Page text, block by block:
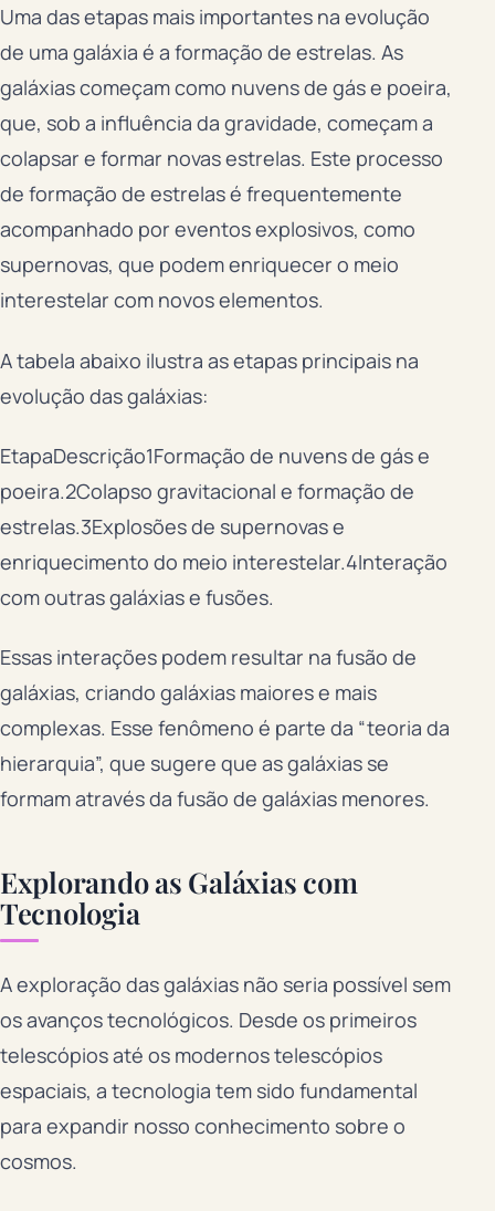
Uma das etapas mais importantes na evolução
de uma galáxia é a formação de estrelas. As
galáxias começam como nuvens de gás e poeira,
que, sob a influência da gravidade, começam a
colapsar e formar novas estrelas. Este processo
de formação de estrelas é frequentemente
acompanhado por eventos explosivos, como
supernovas, que podem enriquecer o meio
interestelar com novos elementos.
A tabela abaixo ilustra as etapas principais na
evolução das galáxias:
EtapaDescrição1Formação de nuvens de gás e
poeira.2Colapso gravitacional e formação de
estrelas.3Explosões de supernovas e
enriquecimento do meio interestelar.4Interação
com outras galáxias e fusões.
Essas interações podem resultar na fusão de
galáxias, criando galáxias maiores e mais
complexas. Esse fenômeno é parte da “teoria da
hierarquia”, que sugere que as galáxias se
formam através da fusão de galáxias menores.
Explorando as Galáxias com
Tecnologia
A exploração das galáxias não seria possível sem
os avanços tecnológicos. Desde os primeiros
telescópios até os modernos telescópios
espaciais, a tecnologia tem sido fundamental
para expandir nosso conhecimento sobre o
cosmos.